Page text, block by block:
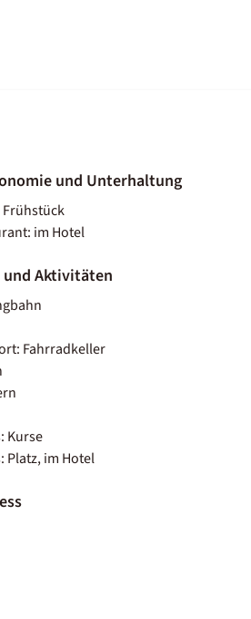
und Unterhaltung
Frühstück
im Hotel
Aktivitäten
Fahrradkeller
Kurse
Platz, im Hotel